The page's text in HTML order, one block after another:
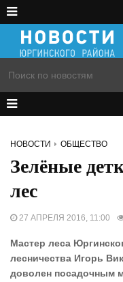
НОВОСТИ ОБЩЕСТВО
Зелёные
лес
27 АПРЕЛЯ 2016, 11:00
Мастер леса
лесничества Игорь
доволен посадочным